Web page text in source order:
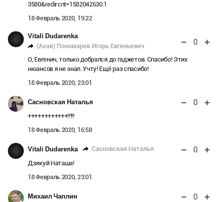
3580&redircnt=1582042630.1
18 Февраль 2020, 19:22
Vitali Dudarenka
(Ахав) Пономарев Игорь Евгеньевич
0
О, Евгенич, только добрался до гаджетов. Спасибо! Этих
нюансов я не знал. Учту! Ещё раз спасибо!
18 Февраль 2020, 23:01
Сасновская Наталья 0
++++++++++++!!!!!
18 Февраль 2020, 16:58
Vitali Dudarenka Сасновская Наталья 0
Дзякуй Наташа!
18 Февраль 2020, 23:01
Михаил Чаплин 0